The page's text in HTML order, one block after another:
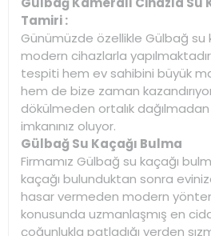
Tamiri :
Günümüzde özellikle Gülbağ su
modern cihazlarla
tespiti hem ev sahibini büyük
hem de bize zaman kazandırıyor.
dökülmeden ortalık
imkanınız oluyor.
Gülbağ Su Kaçağı Bulma
Firmamız Gülbağ su kaçağı
kaçağı bulunduktan sonra
hasar vermeden modern
konusunda uzmanlaşmış en
çoğunlukla patladığı yerden